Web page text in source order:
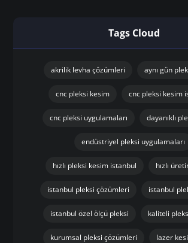
Tags Cloud
akrilik levha çözümleri aynı gün
cnc pleksi kesim cnc pleksi kesim
cnc pleksi uygulamaları dayanıklı
endüstriyel pleksi uygulamaları
hızlı pleksi kesim istanbul hızlı
istanbul pleksi çözümleri istanbul
istanbul özel ölçü pleksi kaliteli
kurumsal pleksi çözümleri lazer